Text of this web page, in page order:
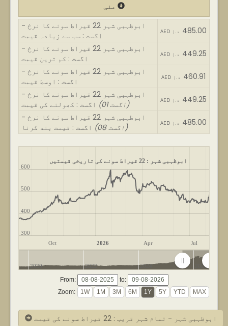
ابوظہبی شہر 22 قیراط سونے کا نرخ -
اگست : سب سے زیادہ قیمت
AED د.إ 485.00
ابوظہبی شہر 22 قیراط سونے کا نرخ -
اگست : کم ترین قیمت
AED د.إ 449.25
ابوظہبی شہر 22 قیراط سونے کا نرخ -
اگست : اوسط قیمت
AED د.إ 460.91
ابوظہبی شہر 22 قیراط سونے کا نرخ -
(01 اگست) AED د.إ 449.25
ابوظہبی شہر 22 قیراط سونے کا نرخ -
(08 اگست) AED د.إ 485.00
ابوظہبی شہر : 22 قیراط سونے کی تاریخی قیمتیں
Oct 2026 Apr Jul
300
400
500
600
2020 2022 2024 2026
From:
to:
Zoom:
ابوظہبی شہر - تمام شہر قریب : 22 قیراط سونے کی قیمت